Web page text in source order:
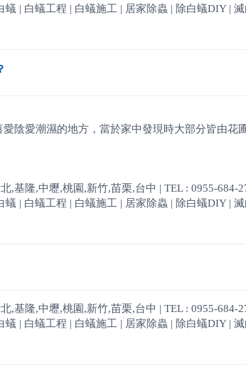
| 白蟻工程 | 白蟻施工 | 居家除蟲 | 除白蟻DIY |
陰愛潮濕的地方，當於家中發現時大部分皆由
,基隆,中壢,桃園,新竹,苗栗,台中 | TEL : 0955-
| 白蟻工程 | 白蟻施工 | 居家除蟲 | 除白蟻DIY |
,基隆,中壢,桃園,新竹,苗栗,台中 | TEL : 0955-
| 白蟻工程 | 白蟻施工 | 居家除蟲 | 除白蟻DIY |